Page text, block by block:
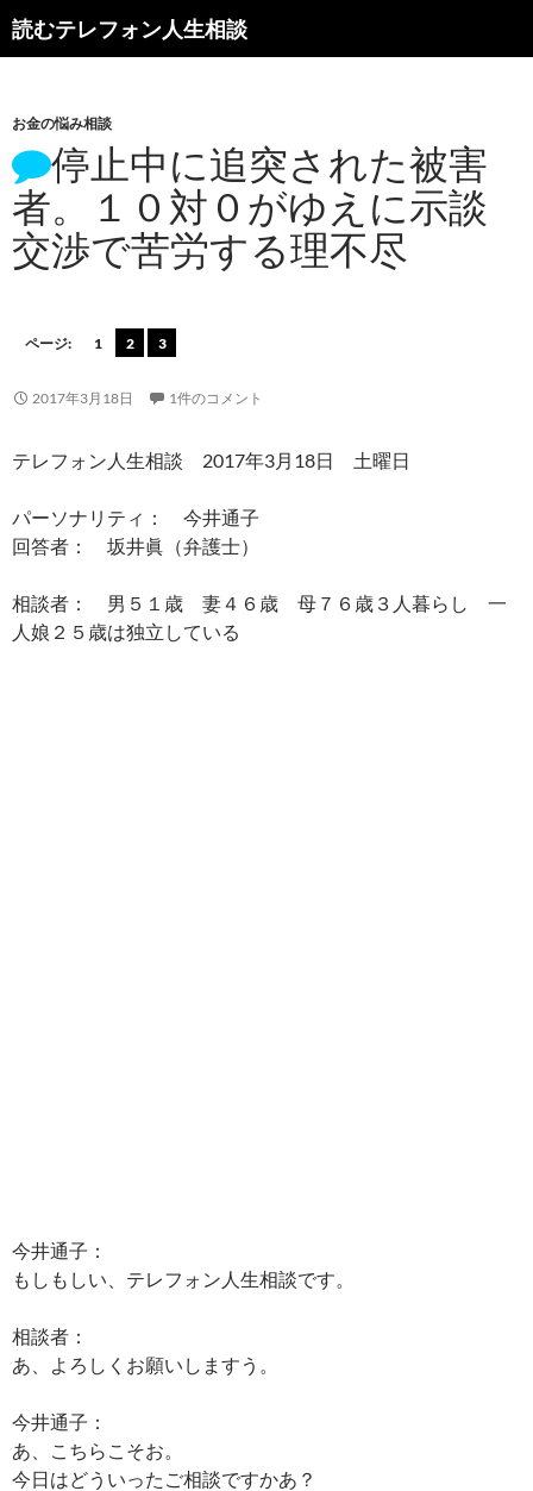
読むテレフォン人生相談
お金の悩み相談
停止中に追突された被害
者。１０対０がゆえに示談
交渉で苦労する理不尽
ページ: 1 2 3
2017年3月18日 1件のコメント
テレフォン人生相談 2017年3月18日 土曜日
パーソナリティ： 今井通子
回答者： 坂井眞（弁護士）
相談者： 男５１歳 妻４６歳 母７６歳３人暮らし 一
人娘２５歳は独立している
今井通子：
もしもしい、テレフォン人生相談です。
相談者：
あ、よろしくお願いしますう。
今井通子：
あ、こちらこそお。
今日はどういったご相談ですかあ？